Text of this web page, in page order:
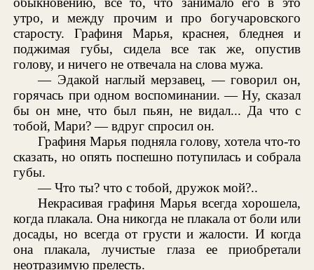
утро, и между прочим и про богучаровского
старосту. Графиня Марья, краснея, бледнея и
поджимая губы, сидела все так же, опустив
голову, и ничего не отвечала на слова мужа.
— Эдакой наглый мерзавец, — говорил он,
горячась при одном воспоминании. — Ну, сказал
бы он мне, что был пьян, не видал... Да что с
тобой, Мари? — вдруг спросил он.
Графиня Марья подняла голову, хотела что-то
сказать, но опять поспешно потупилась и собрала
губы.
— Что ты? что с тобой, дружок мой?..
Некрасивая графиня Марья всегда хорошела,
когда плакала. Она никогда не плакала от боли или
досады, но всегда от грусти и жалости. И когда
она плакала, лучистые глаза ее приобретали
неотразимую прелесть.